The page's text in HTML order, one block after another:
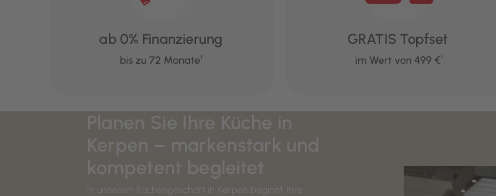
Planen Sie Ihre Küche in
Kerpen – markenstark und
kompetent begleitet
In unserem Küchengeschäft in Kerpen beginnt Ihre